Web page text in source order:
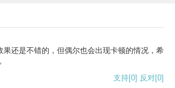
果还是不错的，但偶尔也会出现卡顿的情况，希
支持[0] 反对[0]